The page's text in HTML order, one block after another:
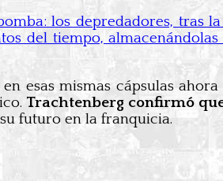
los depredadores, tras
del tiempo,
esas mismas cápsulas
Trachtenberg confirmó
futuro en la franquicia.